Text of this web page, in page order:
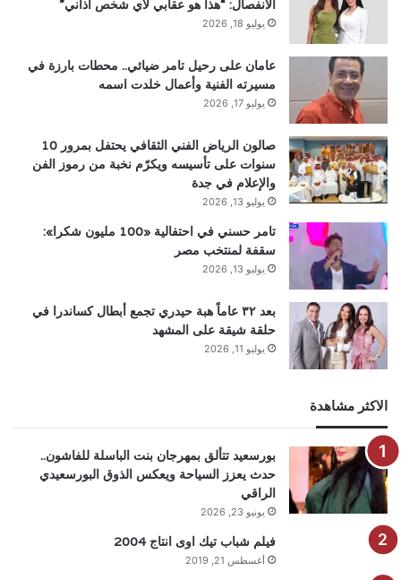
الانفصال: “هذا هو عقابي لأي شخص أذاني”
يوليو 18, 2026
عامان على رحيل تامر ضيائي.. محطات بارزة في
مسيرته الفنية وأعمال خلدت اسمه
يوليو 17, 2026
صالون الرياض الفني الثقافي يحتفل بمرور 10
سنوات على تأسيسه ويكرّم نخبة من رموز الفن
والإعلام في جدة
يوليو 13, 2026
تامر حسني في احتفالية «100 مليون شكرا»:
سقفة لمنتخب مصر
يوليو 13, 2026
بعد ٣٢ عاماً هبة حيدري تجمع أبطال كساندرا في
حلقة شيقة على المشهد
يوليو 11, 2026
الاكثر مشاهدة
بورسعيد تتألق بمهرجان بنت الباسلة للفاشون..
حدث يعزز السياحة ويعكس الذوق البورسعيدي
الراقي
يونيو 23, 2026
فيلم شباب تيك اوى انتاج 2004
أغسطس 21, 2019